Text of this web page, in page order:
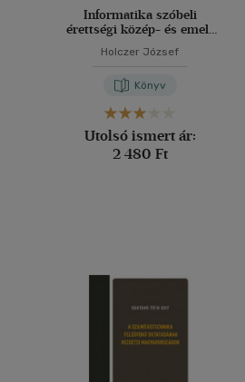
Informatika szóbeli
érettségi közép- és emelt
Holczer József
Könyv
Utolsó ismert ár:
2 480 Ft